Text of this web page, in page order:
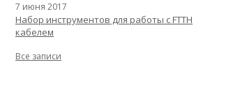
7 июня 2017
Набор инструментов для работы с FTTH
кабелем
Все записи